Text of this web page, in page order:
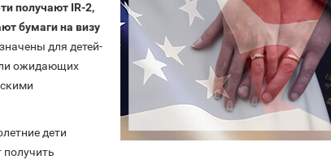
получают IR-2,
бумаги на визу
для детей-
ожидающих
дети
получить